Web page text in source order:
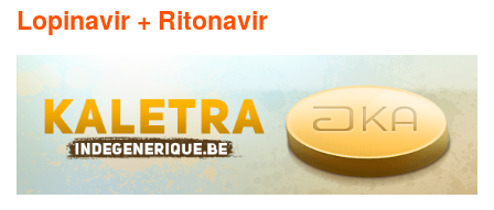
Lopinavir + Ritonavir